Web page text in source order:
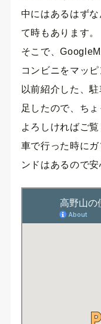
中にはあるはず
て時もあります。
そこで、
コンビニをマッ
以前紹介した、
足したので、ち
よろしければご覧
車で行った時に
ンドはあるので安